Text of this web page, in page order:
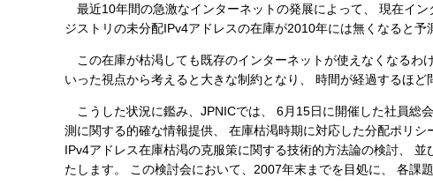
最近10年間の急激なインターネットの発展によって、 現在イ
ジストリの未分配IPv4アドレスの在庫が2010年には無くなると予
この在庫が枯渇しても既存のインターネットが使えなくなるわ
いった視点から考えると大きな制約となり、 時間が経過するほど
こうした状況に鑑み、JPNICでは、 6月15日に開催した社員総
測に関する的確な情報提供、 在庫枯渇時期に対応した分配ポリ
IPv4アドレス在庫枯渇の克服策に関する技術的方法論の検討、
たします。 この検討会において、2007年末までを目処に、 各課